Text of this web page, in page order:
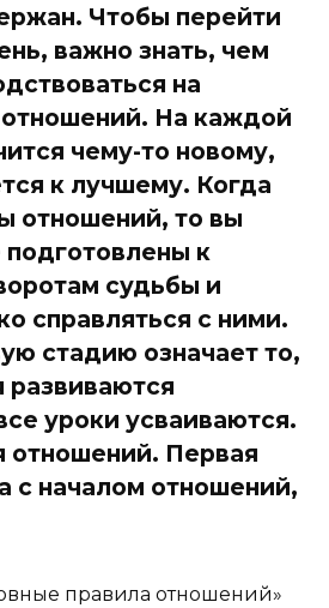
Чтобы перейти
важно знать, чем
на
На каждой
чему-то новому,
к лучшему. Когда
отношений, то вы
подготовлены к
судьбы и
справляться с ними.
стадию означает то,
развиваются
уроки усваиваются.
отношений. Первая
с началом отношений,
правила отношений»